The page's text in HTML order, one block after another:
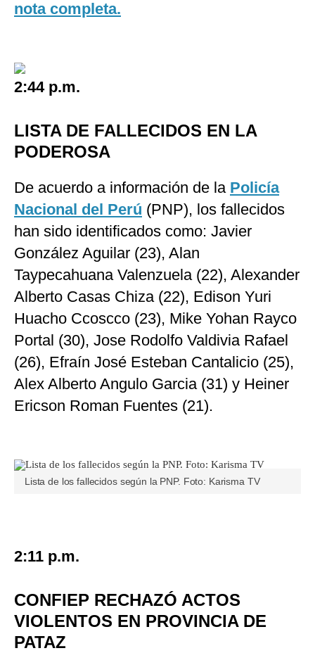
nota completa.
2:44 p.m.
LISTA DE FALLECIDOS EN LA
PODEROSA
De acuerdo a información de la Policía
Nacional del Perú (PNP), los fallecidos
han sido identificados como: Javier
González Aguilar (23), Alan
Taypecahuana Valenzuela (22), Alexander
Alberto Casas Chiza (22), Edison Yuri
Huacho Ccoscco (23), Mike Yohan Rayco
Portal (30), Jose Rodolfo Valdivia Rafael
(26), Efraín José Esteban Cantalicio (25),
Alex Alberto Angulo Garcia (31) y Heiner
Ericson Roman Fuentes (21).
Lista de los fallecidos según la PNP. Foto: Karisma TV
2:11 p.m.
CONFIEP RECHAZÓ ACTOS
VIOLENTOS EN PROVINCIA DE
PATAZ